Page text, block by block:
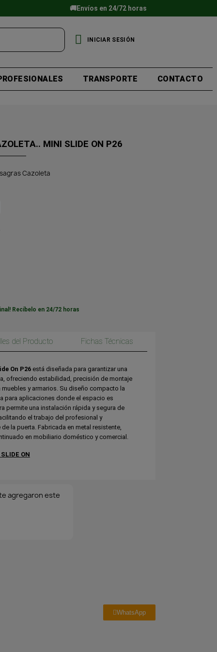
🚚Envíos en 24/72 horas
INICIAR SESIÓN
TRANSPORTE CONTACTO
MINI SLIDE ON P26
Cazoleta
Recíbelo en 24/72 horas
del Producto Fichas Técnicas
On P26está diseñada para garantizar una
ofreciendo estabilidad, precisión de montaje
y armarios. Su diseño compacto la
para aplicaciones donde el espacio es
permite una instalación rápida y segura de
el trabajo del profesional y
la puerta. Fabricada en metal resistente,
en mobiliario doméstico y comercial.
ON
agregaron este
WhatsApp